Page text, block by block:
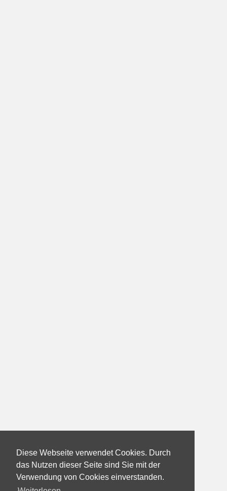
Diese Webseite verwendet Cookies. Durch
das Nutzen dieser Seite sind Sie mit der
Verwendung von Cookies einverstanden.